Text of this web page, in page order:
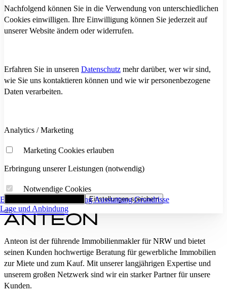
Eckdaten FlächenaufstellungAusstattungGrundrisse
Lage und Anbindung
Nachfolgend können Sie in die Verwendung von unterschiedlichen
Cookies einwilligen. Ihre Einwilligung können Sie jederzeit auf
unserer Website ändern oder widerrufen.
Erfahren Sie in unseren Datenschutz mehr darüber, wer wir sind,
wie Sie uns kontaktieren können und wie wir personenbezogene
Daten verarbeiten.
Analytics / Marketing
Marketing Cookies erlauben
Erbringung unserer Leistungen (notwendig)
Notwendige Cookies
Einstellungen speichern
Anteon ist der führende Immobilienmakler für NRW und bietet
seinen Kunden hochwertige Beratung für gewerbliche Immobilien
zur Miete und zum Kauf. Mit unserer langjährigen Expertise und
unserem großen Netzwerk sind wir ein starker Partner für unsere
Kunden.